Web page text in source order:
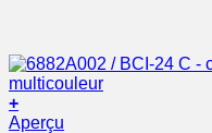
+
Aperçu